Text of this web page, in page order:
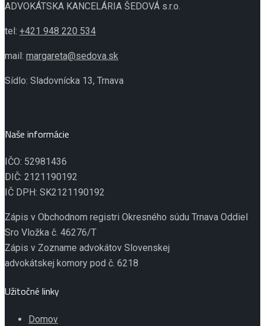
ADVOKÁTSKA KANCELÁRIA ŠEDOVÁ s.r.o.
tel: +421 948 220 534
mail: margareta@sedova.sk
Sídlo: Sladovnícka 13, Trnava
Naše informácie
IČO: 52981436
DIČ: 2121190192
IČ DPH: SK2121190192
Zápis v Obchodnom registri Okresného súdu Trnava Oddiel
Sro Vložka č. 46276/T
Zápis v Zozname advokátov Slovenskej
advokátskej komory pod č. 6218
Užitočné linky
Domov